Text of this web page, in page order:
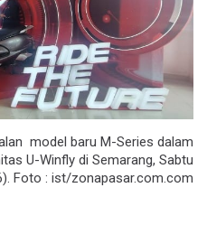
model baru M-Series dalam
U-Winfly di Semarang, Sabtu
Foto : ist/zonapasar.com.com